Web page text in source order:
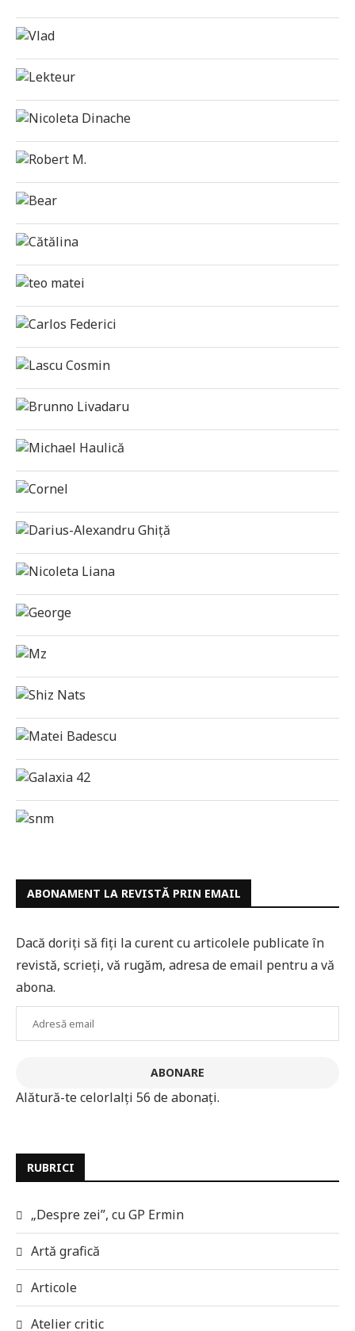
ABONAMENT LA REVISTĂ PRIN EMAIL
Dacă doriți să fiți la curent cu articolele publicate în
revistă, scrieți, vă rugăm, adresa de email pentru a vă
abona.
ABONARE
Alătură-te celorlalți 56 de abonați.
RUBRICI
„Despre zei”, cu GP Ermin
Artă grafică
Articole
Atelier critic